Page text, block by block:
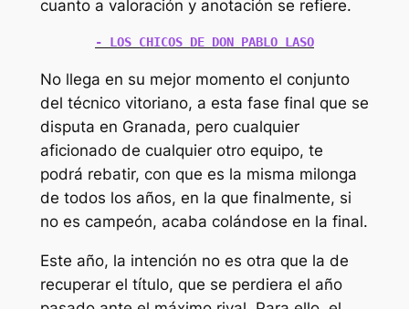
cuanto a valoración y anotación se refiere.
- LOS CHICOS DE DON PABLO LASO
No llega en su mejor momento el conjunto
del técnico vitoriano, a esta fase final que se
disputa en Granada, pero cualquier
aficionado de cualquier otro equipo, te
podrá rebatir, con que es la misma milonga
de todos los años, en la que finalmente, si
no es campeón, acaba colándose en la final.
Este año, la intención no es otra que la de
recuperar el título, que se perdiera el año